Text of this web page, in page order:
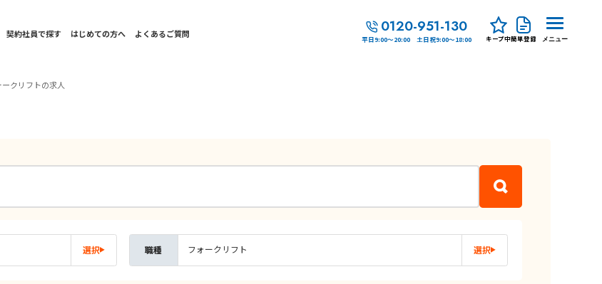
契約社員で探す はじめての方へ よくあるご質問 0120-951-130
平日9:00～20:00 土日祝9:00～18:00 キープ中簡単登録 メニュー
クリフトの求人
選択 職種 フォークリフト 選択